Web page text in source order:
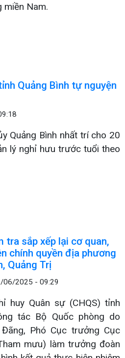
miền Nam.
Quảng Bình tự nguyện
Quảng Bình nhất trí cho 20
lý nghỉ hưu trước tuổi theo
tra sắp xếp lại cơ quan,
chính quyền địa phương
Quảng Trị
06/2025 - 09:29
huy Quân sự (CHQS) tỉnh
tác Bộ Quốc phòng do
Phó Cục trưởng Cục
mưu) làm trưởng đoàn